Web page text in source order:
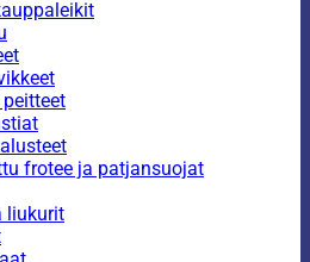
frotee ja patjansuojat
liukurit